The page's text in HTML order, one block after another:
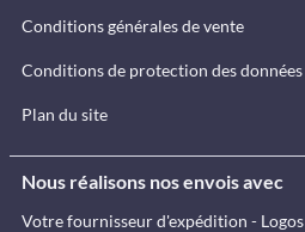
Conditions générales de vente
Conditions de protection des données
Plan du site
Nous réalisons nos envois avec
Votre fournisseur d'expédition - Logos